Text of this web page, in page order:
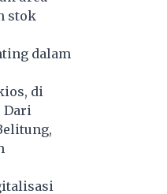
stok
dalam
di
Dari